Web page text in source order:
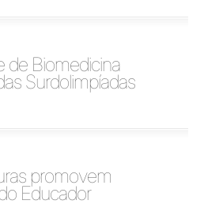
de Biomedicina
Surdolimpíadas
promovem
Educador